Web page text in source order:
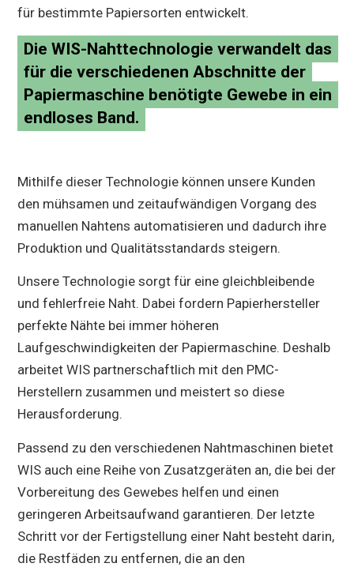
für bestimmte Papiersorten entwickelt.
Die WIS-Nahttechnologie verwandelt das
für die verschiedenen Abschnitte der
Papiermaschine benötigte Gewebe in ein
endloses Band.
Mithilfe dieser Technologie können unsere Kunden
den mühsamen und zeitaufwändigen Vorgang des
manuellen Nahtens automatisieren und dadurch ihre
Produktion und Qualitätsstandards steigern.
Unsere Technologie sorgt für eine gleichbleibende
und fehlerfreie Naht. Dabei fordern Papierhersteller
perfekte Nähte bei immer höheren
Laufgeschwindigkeiten der Papiermaschine. Deshalb
arbeitet WIS partnerschaftlich mit den PMC-
Herstellern zusammen und meistert so diese
Herausforderung.
Passend zu den verschiedenen Nahtmaschinen bietet
WIS auch eine Reihe von Zusatzgeräten an, die bei der
Vorbereitung des Gewebes helfen und einen
geringeren Arbeitsaufwand garantieren. Der letzte
Schritt vor der Fertigstellung einer Naht besteht darin,
die Restfäden zu entfernen, die an den